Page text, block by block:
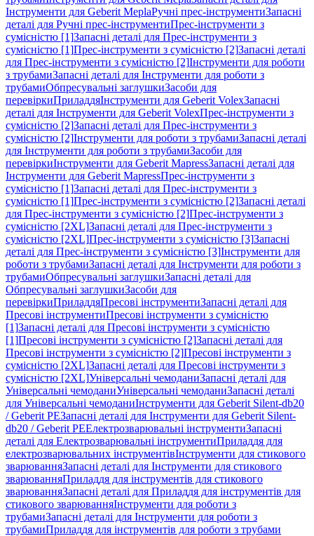
Інструменти для Geberit MeplaРучні прес-інструментиЗапасні
деталі для Ручні прес-інструментиПрес-інструменти з
сумісністю [1]Запасні деталі для Прес-інструменти з
сумісністю [1]Прес-інструменти з сумісністю [2]Запасні деталі
для Прес-інструменти з сумісністю [2]Інструменти для роботи
з трубамиЗапасні деталі для Інструменти для роботи з
трубамиОбпресувальні заглушкиЗасоби для
перевіркиПриладдяІнструменти для Geberit VolexЗапасні
деталі для Інструменти для Geberit VolexПрес-інструменти з
сумісністю [2]Запасні деталі для Прес-інструменти з
сумісністю [2]Інструменти для роботи з трубамиЗапасні деталі
для Інструменти для роботи з трубамиЗасоби для
перевіркиІнструменти для Geberit MapressЗапасні деталі для
Інструменти для Geberit MapressПрес-інструменти з
сумісністю [1]Запасні деталі для Прес-інструменти з
сумісністю [1]Прес-інструменти з сумісністю [2]Запасні деталі
для Прес-інструменти з сумісністю [2]Прес-інструменти з
сумісністю [2XL]Запасні деталі для Прес-інструменти з
сумісністю [2XL]Прес-інструменти з сумісністю [3]Запасні
деталі для Прес-інструменти з сумісністю [3]Інструменти для
роботи з трубамиЗапасні деталі для Інструменти для роботи з
трубамиОбпресувальні заглушкиЗапасні деталі для
Обпресувальні заглушкиЗасоби для
перевіркиПриладдяПресові інструментиЗапасні деталі для
Пресові інструментиПресові інструменти з сумісністю
[1]Запасні деталі для Пресові інструменти з сумісністю
[1]Пресові інструменти з сумісністю [2]Запасні деталі для
Пресові інструменти з сумісністю [2]Пресові інструменти з
сумісністю [2XL]Запасні деталі для Пресові інструменти з
сумісністю [2XL]Універсальні чемоданиЗапасні деталі для
Універсальні чемоданиУніверсальні чемоданиЗапасні деталі
для Універсальні чемоданиІнструменти для Geberit Silent-db20
/ Geberit PEЗапасні деталі для Інструменти для Geberit Silent-
db20 / Geberit PEЕлектрозварювальні інструментиЗапасні
деталі для Електрозварювальні інструментиПриладдя для
електрозварювальних інструментівІнструменти для стикового
зварюванняЗапасні деталі для Інструменти для стикового
зварюванняПриладдя для інструментів для стикового
зварюванняЗапасні деталі для Приладдя для інструментів для
стикового зварюванняІнструменти для роботи з
трубамиЗапасні деталі для Інструменти для роботи з
трубамиПриладдя для інструментів для роботи з трубами